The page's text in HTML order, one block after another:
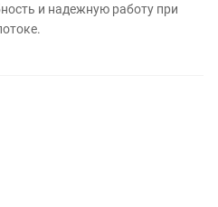
и надежную работу при